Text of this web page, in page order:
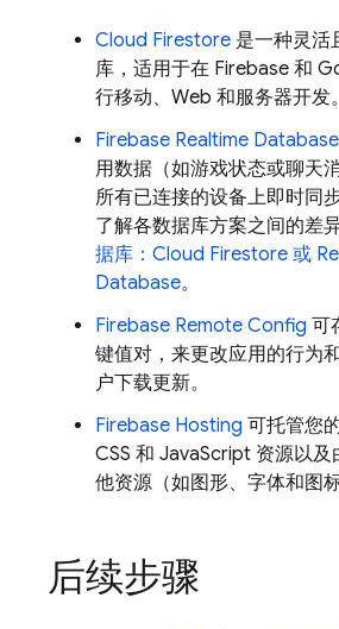
Cloud Firestore 是一种灵活
库，适用于在 Firebase 和
行移动、Web 和服务器开发。
Firebase Realtime Database
用数据（如游戏状态或聊天
所有已连接的设备上即时同
了解各数据库方案之间的差
据库： Cloud Firestore 或
Database。
Firebase Remote Config 可
键值对，来更改应用的行为
户下载更新。
Firebase Hosting 可托管您
CSS 和 JavaScript 资源以
他资源（如图形、字体和图标
后续步骤